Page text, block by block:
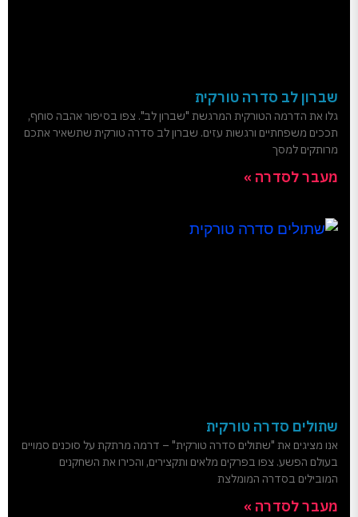
שברון לב סדרה טורקית
גלו את הדרמה הטורקית המרגשת "שברון לב". צפו בסיפור אהבה סוחף,
תככים משפחתיים ורגשות עזים. שברון לב סדרה טורקית שתשאיר אתכם
מרותקים למסך
מעבר לסדרה »
שתולים סדרה טורקית
אנו מציגים את "שתולים סדרה טורקית" – דרמה מרתקת על סוכנים סמויים
בעולם הפשע. צפו בפרקים מלאים ותקצירים, והכירו את השחקנים
המובילים בסדרה המומלצת
מעבר לסדרה »